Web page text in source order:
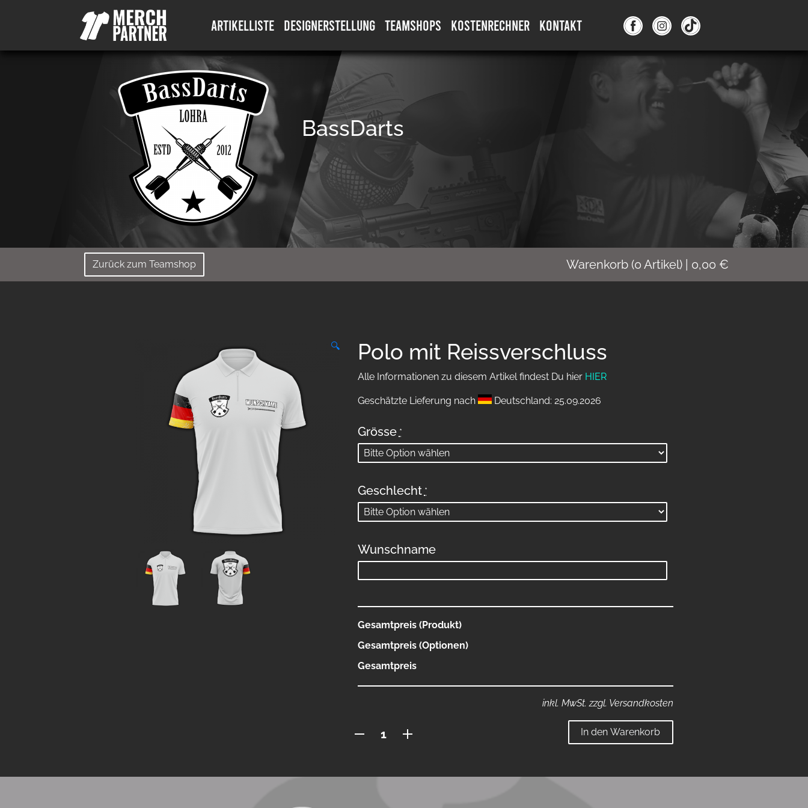
ARTIKELLISTE DESIGNERSTELLUNG TEAMSHOPS KOSTENRECHNER KONTAKT
BassDarts
Zurück zum Teamshop Warenkorb (0 Artikel) 0,00 €
🔍 Polo mit Reissverschluss
Alle Informationen zu diesem Artikel findest Du hier HIER
Geschätzte Lieferung nach Deutschland: 25.09.2026
Grösse *
Geschlecht *
Wunschname
Gesamtpreis (Produkt)
Gesamtpreis (Optionen)
Gesamtpreis
inkl. MwSt. zzgl. Versandkosten
In den Warenkorb